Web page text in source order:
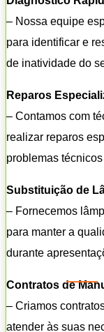
– Nossa equipe
para identificar e
de inatividade do
Reparos
– Contamos com
realizar reparos
problemas
Substituição de
– Fornecemos
para manter a
durante
Contratos de
– Criamos
atender às suas